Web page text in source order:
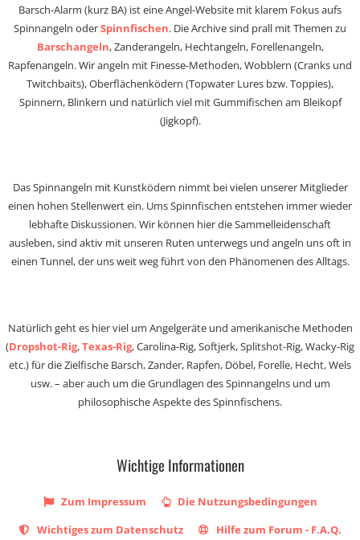
Barsch-Alarm (kurz BA) ist eine Angel-Website mit klarem Fokus aufs
Spinnangeln oderSpinnfischen. Die Archive sind prall mit Themen zu
Barschangeln, Zanderangeln, Hechtangeln, Forellenangeln,
Rapfenangeln. Wir angeln mit Finesse-Methoden, Wobblern (Cranks und
Twitchbaits), Oberflächenködern (Topwater Lures bzw. Toppies),
Spinnern, Blinkern und natürlich viel mit Gummifischen am Bleikopf
(Jigkopf).
Das Spinnangeln mit Kunstködern nimmt bei vielen unserer Mitglieder
einen hohen Stellenwert ein. Ums Spinnfischen entstehen immer wieder
lebhafte Diskussionen. Wir können hier die Sammelleidenschaft
ausleben, sind aktiv mit unseren Ruten unterwegs und angeln uns oft in
einen Tunnel, der uns weit weg führt von den Phänomenen des Alltags.
Natürlich geht es hier viel um Angelgeräte und amerikanische Methoden
(Dropshot-Rig,Texas-Rig, Carolina-Rig, Softjerk, Splitshot-Rig, Wacky-Rig
etc.) für die Zielfische Barsch, Zander, Rapfen, Döbel, Forelle, Hecht, Wels
usw. – aber auch um die Grundlagen des Spinnangelns und um
philosophische Aspekte des Spinnfischens.
Wichtige Informationen
Zum Impressum
Die Nutzungsbedingungen
Wichtiges zum Datenschutz
Hilfe zum Forum - F.A.Q.